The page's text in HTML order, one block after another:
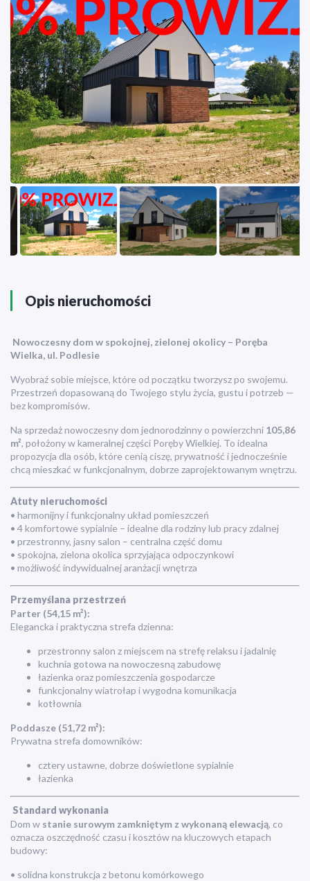
Opis nieruchomości
Nowoczesny dom w spokojnej, zielonej okolicy – Poręba
Wielka, ul. Podlesie
Wyobraź sobie miejsce, które od początku tworzysz po swojemu.
Przestrzeń dopasowaną do Twojego stylu życia, gustu i potrzeb —
bez kompromisów.
Na sprzedaż nowoczesny dom jednorodzinny o powierzchni 105,86
m², położony w kameralnej części Poręby Wielkiej. To idealna
propozycja dla osób, które cenią ciszę, prywatność i jednocześnie
chcą mieszkać w funkcjonalnym, dobrze zaprojektowanym wnętrzu.
Atuty nieruchomości
• harmonijny i funkcjonalny układ pomieszczeń
• 4 komfortowe sypialnie – idealne dla rodziny lub pracy zdalnej
• przestronny, jasny salon – centralna część domu
• spokojna, zielona okolica sprzyjająca odpoczynkowi
• możliwość indywidualnej aranżacji wnętrza
Przemyślana przestrzeń
Parter (54,15 m²):
Elegancka i praktyczna strefa dzienna:
przestronny salon z miejscem na strefę relaksu i jadalnię
kuchnia gotowa na nowoczesną zabudowę
łazienka oraz pomieszczenia gospodarcze
funkcjonalny wiatrołap i wygodna komunikacja
kotłownia
Poddasze (51,72 m²):
Prywatna strefa domowników:
cztery ustawne, dobrze doświetlone sypialnie
łazienka
Standard wykonania
Dom w stanie surowym zamkniętym z wykonaną elewacją, co
oznacza oszczędność czasu i kosztów na kluczowych etapach
budowy:
• solidna konstrukcja z betonu komórkowego